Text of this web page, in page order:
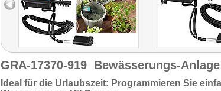
GRA-17370-919 Bewässerungs-
Ideal für die Urlaubszeit: Programmieren Sie